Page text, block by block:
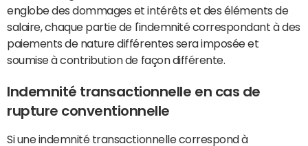
englobe des dommages et intérêts et des éléments de
salaire, chaque partie de l'indemnité correspondant à des
paiements de nature différentes sera imposée et
soumise à contribution de façon différente.
Indemnité transactionnelle en cas de
rupture conventionnelle
Si une indemnité transactionnelle correspond à